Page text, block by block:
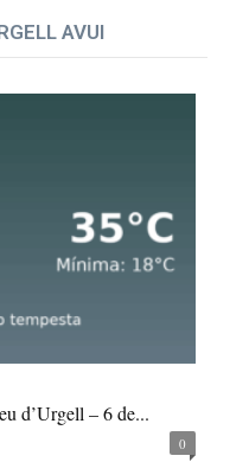
AVUI
d’Urgell – 6 de...
0